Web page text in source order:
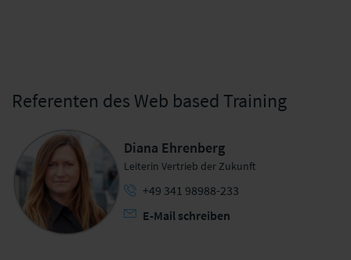
Referenten des Web based Training
Diana Ehrenberg
Leiterin Vertrieb der Zukunft
+49 341 98988-233
E-Mail schreiben